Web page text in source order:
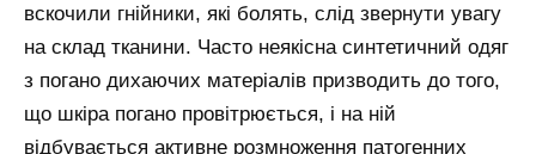
вскочили гнійники, які болять, слід звернути увагу
на склад тканини. Часто неякісна синтетичний одяг
з погано дихаючих матеріалів призводить до того,
що шкіра погано провітрюється, і на ній
відбувається активне розмноження патогенних